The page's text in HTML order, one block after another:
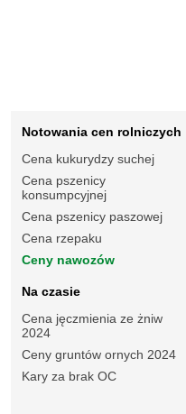
Notowania cen rolniczych
Cena kukurydzy suchej
Cena pszenicy
konsumpcyjnej
Cena pszenicy paszowej
Cena rzepaku
Ceny nawozów
Na czasie
Cena jęczmienia ze żniw
2024
Ceny gruntów ornych 2024
Kary za brak OC